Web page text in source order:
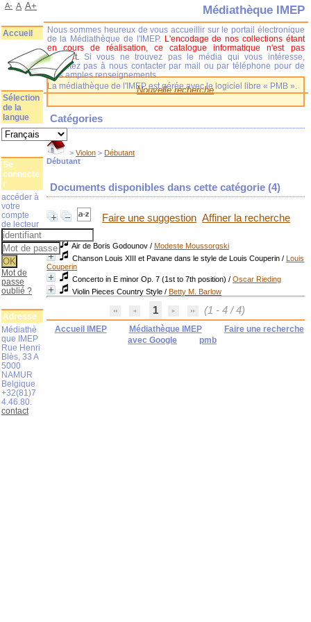
Nouvelle recherche
Catégories
>Violon >Débutant
Débutant
Documents disponibles dans cette catégorie (4)
Faire une suggestion Affiner la recherche
Air de Boris Godounov /Modeste Moussorgski
Chanson Louis XIII et Pavane dans le style de Louis Couperin /Louis
Couperin
Concerto in E minor Op. 7 (1st to 7th position) /Oscar Rieding
Violin Pieces Country Style /Betty M. Barlow
1 (1 - 4 / 4)
Accueil IMEP Médiathèque IMEP
Faire une recherche
avec Google
pmb
Médiathèque IMEP
Nous sommes heureux de vous accueillir sur le portail électronique
de la Médiathèque de l'IMEP. L'encodage de nos collections étant
en cours de réalisation, ce catalogue informatique n'est pas
complet.
Si vous ne trouvez pas le média qui vous intéresse,
n'hésitez pas à nous contacter par mail ou par téléphone pour de
plus amples renseignements.
La médiathèque de l'IMEP est gérée avec le logiciel libre « PMB ».
A- A A+
Accueil
Sélection
de la
langue
Se
connecte
r
accéder à
votre
compte
de lecteur
Mot de
passe
oublié ?
Adresse
Médiathè
que IMEP
Rue Henri
Blès, 33 A
5000
NAMUR
Belgique
+32(81)7
4.46.80.
contact